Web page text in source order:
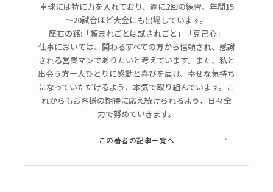
卓球には特に力を入れており、週に2回の練習、年間15
～20試合ほど大会にも出場しています。
座右の銘:「頼まれごとは試されごと」「克己心」
仕事においては、関わるすべての方から信頼され、感謝
される営業マンでありたいと考えています。また、私と
出会う方一人ひとりに感動と喜びを届け、幸せな気持ち
になっていただけるよう、本気で取り組んでいます。こ
れからもお客様の期待に応え続けられるよう、日々全
力で努めていきます。
この著者の記事一覧へ